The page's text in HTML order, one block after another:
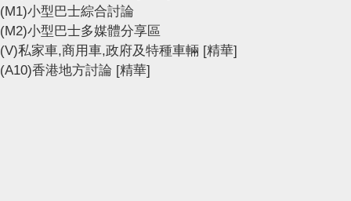
(M1)小型巴士綜合討論
(M2)小型巴士多媒體分享區
(V)私家車,商用車,政府及特種車輛 [精華]
(A10)香港地方討論 [精華]